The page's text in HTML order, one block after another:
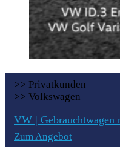
>> Privatkunden
>> Volkswagen
VW | Gebrauchtwagen
Zum Angebot